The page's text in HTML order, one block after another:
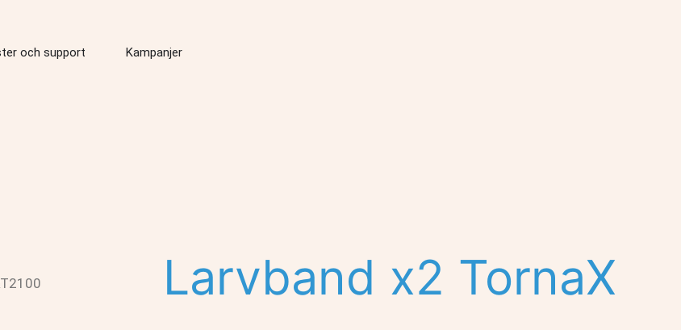
och support Öppna Tjänster och support
Kampanjer
Larvband x2 TornaX